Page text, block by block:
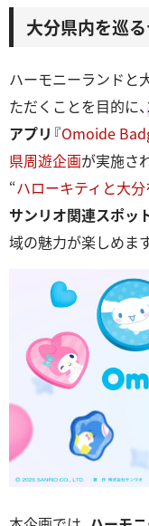
⼤分県内を巡
ハーモニーランドと
ただくことを⽬的に、
アプリ 『Omoide
県周遊企画が実施さ
“ハローキティと⼤
サンリオ関連スポッ
域の魅⼒が楽しめま